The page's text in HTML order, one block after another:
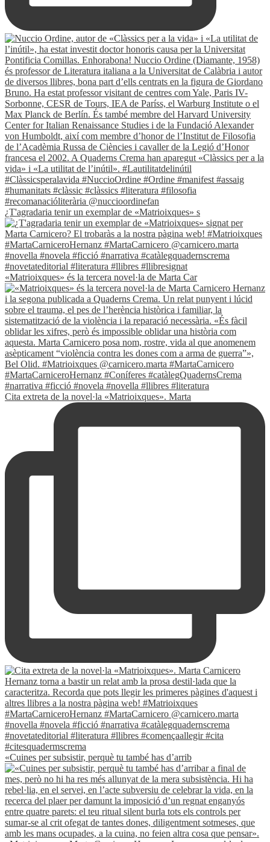
¿T'agradaria tenir un exemplar de «Matrioixques» s
«Matrioixques» és la tercera novel·la de Marta Car
Cita extreta de la novel·la «Matrioixques». Marta
«Cuines per subsistir, perquè tu també has d’arrib